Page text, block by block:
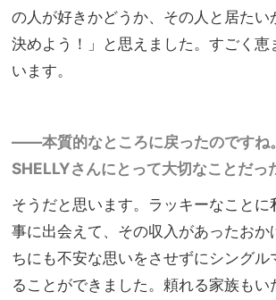
の人が好きかどうか、その人と居たい
決めよう！」と思えました。すごく恵
います。
——本質的なところに戻ったのですね
SHELLYさんにとって大切なことだっ
そうだと思います。ラッキーなことに
事に出会えて、その収入があったおか
ちにも不安な思いをさせずにシングル
ることができました。頼れる家族もい